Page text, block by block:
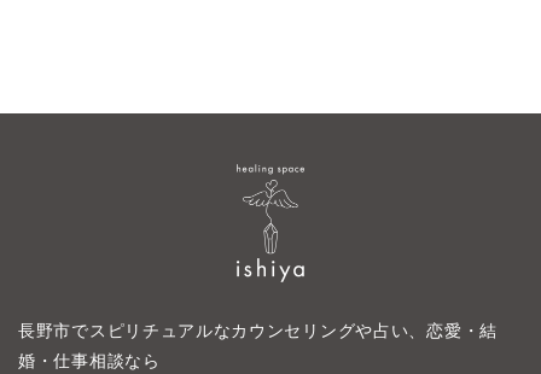
長野市でスピリチュアルなカウンセリングや占い、恋愛・結
婚・仕事相談なら